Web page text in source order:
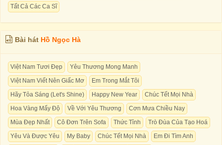
Tất Cả Các Ca Sĩ
Bài hát Hồ Ngọc Hà
Việt Nam Tươi Đẹp
Yêu Thương Mong Manh
Việt Nam Viết Nên Giấc Mơ
Em Trong Mắt Tôi
Hãy Tỏa Sáng (Let's Shine)
Happy New Year
Chúc Tết Mọi Nhà
Hoa Vàng Mấy Độ
Về Với Yêu Thương
Cơn Mưa Chiều Nay
Mùa Đẹp Nhất
Cô Đơn Trên Sofa Thức Tỉnh
Trò Đùa Của Tạo Hoá
Yêu Và Được Yêu
My Baby Chúc Tết Mọi Nhà
Em Đi Tìm Anh